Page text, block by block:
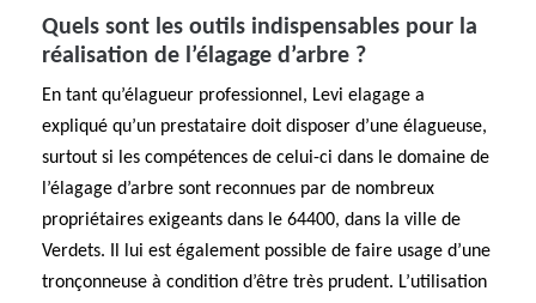
Quels sont les outils indispensables pour la
réalisation de l’élagage d’arbre ?
En tant qu’élagueur professionnel, Levi elagage a
expliqué qu’un prestataire doit disposer d’une élagueuse,
surtout si les compétences de celui-ci dans le domaine de
l’élagage d’arbre sont reconnues par de nombreux
propriétaires exigeants dans le 64400, dans la ville de
Verdets. Il lui est également possible de faire usage d’une
tronçonneuse à condition d’être très prudent. L’utilisation